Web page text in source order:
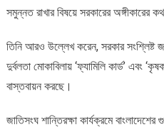
সমুন্নত রাখার বিষয়ে সরকারের অঙ্গীকারের
তিনি আরও উল্লেখ করেন, সরকার সংশ্লিষ্ট
দুর্বলতা মোকাবিলায় ‘ফ্যামিলি কার্ড’ এবং
বাস্তবায়ন করছে।
জাতিসংঘ শান্তিরক্ষা কার্যক্রমে